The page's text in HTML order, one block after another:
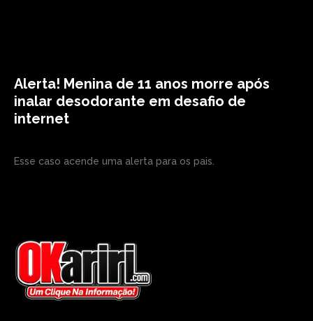
Alerta! Menina de 11 anos morre após
inalar desodorante em desafio de
internet
Esse caso acende uma alerta para os pais.